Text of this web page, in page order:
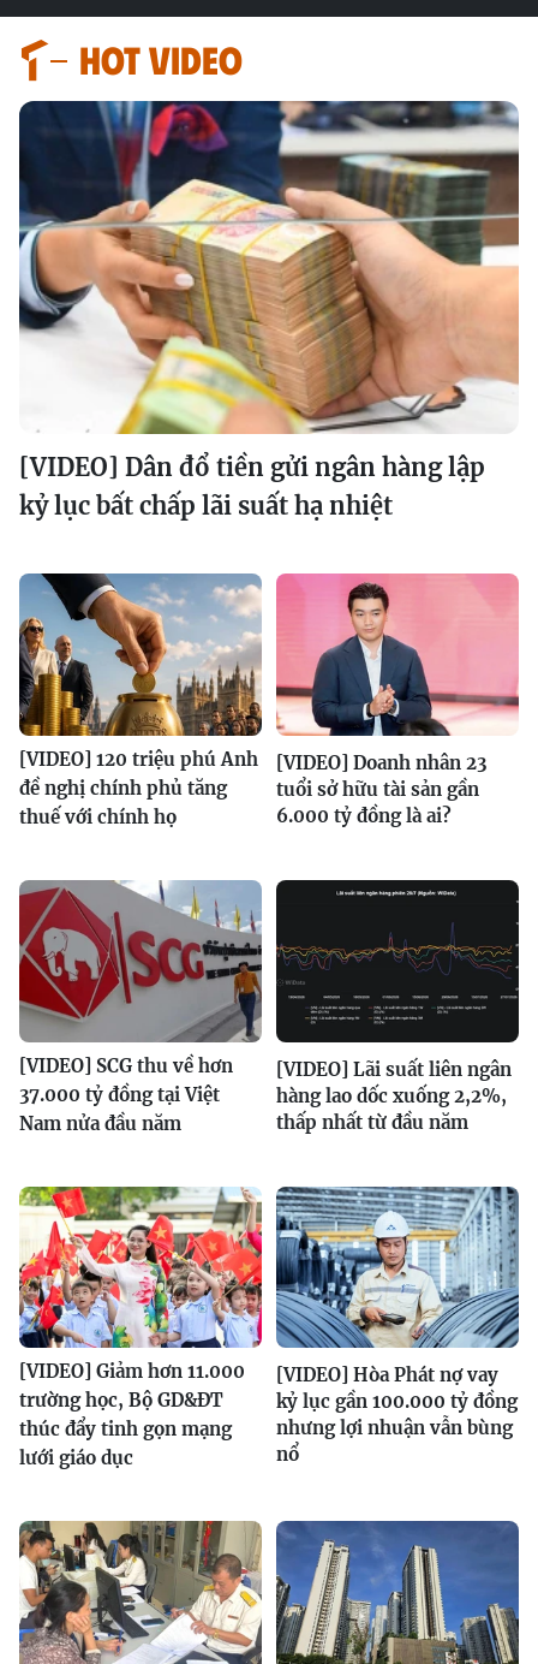
HOT VIDEO
[VIDEO] Dân đổ tiền gửi ngân hàng lập
kỷ lục bất chấp lãi suất hạ nhiệt
[VIDEO] 120 triệu phú Anh
đề nghị chính phủ tăng
thuế với chính họ
[VIDEO] Doanh nhân 23
tuổi sở hữu tài sản gần
6.000 tỷ đồng là ai?
[VIDEO] SCG thu về hơn
37.000 tỷ đồng tại Việt
Nam nửa đầu năm
[VIDEO] Lãi suất liên ngân
hàng lao dốc xuống 2,2%,
thấp nhất từ đầu năm
[VIDEO] Giảm hơn 11.000
trường học, Bộ GD&ĐT
thúc đẩy tinh gọn mạng
lưới giáo dục
[VIDEO] Hòa Phát nợ vay
kỷ lục gần 100.000 tỷ đồng
nhưng lợi nhuận vẫn bùng
nổ